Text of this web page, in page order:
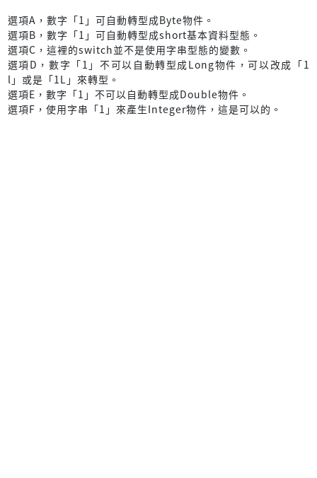
選項A，數字「1」可自動轉型成Byte物件。
選項B，數字「1」可自動轉型成short基本資料型態。
選項C，這裡的switch並不是使用字串型態的變數。
選項D，數字「1」不可以自動轉型成Long物件，可以改成「1
l」或是「1L」來轉型。
選項E，數字「1」不可以自動轉型成Double物件。
選項F，使用字串「1」來產生Integer物件，這是可以的。